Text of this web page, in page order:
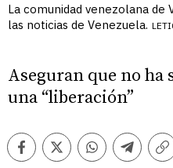
La comunidad venezolana
las noticias de Venezuela.
Aseguran que no ha
una “liberación”
FacebookTwitterWhatsapp